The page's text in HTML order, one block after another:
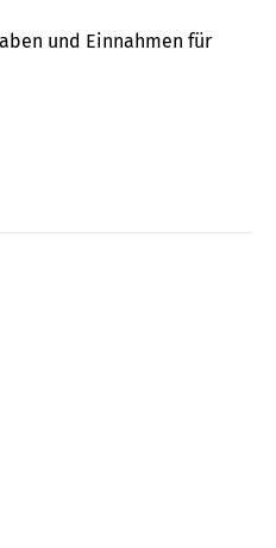
und Ein­nahmen für